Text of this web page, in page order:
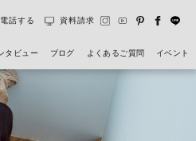
タビュー ブログ よくあるご質問 イベント
電話する 資料請求